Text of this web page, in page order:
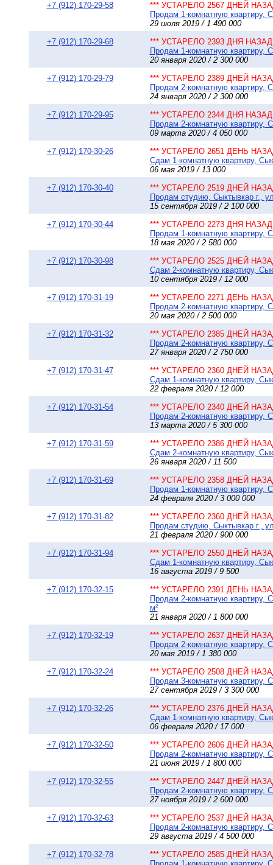
+7 (912) 170-29-58
*** УСТАРЕЛО 2567 ДНЕЙ
Продам 1-комнатную квартиру,
29 июля 2019 / 1 490 000
+7 (912) 170-29-68
*** УСТАРЕЛО 2393 ДНЯ НАЗАД
Продам 1-комнатную квартиру,
20 января 2020 / 2 300 000
+7 (912) 170-29-79
*** УСТАРЕЛО 2389 ДНЕЙ
Продам 2-комнатную квартиру,
24 января 2020 / 2 300 000
+7 (912) 170-29-95
*** УСТАРЕЛО 2344 ДНЯ НАЗАД
Продам 2-комнатную квартиру,
09 марта 2020 / 4 050 000
+7 (912) 170-30-26
*** УСТАРЕЛО 2651 ДЕНЬ
Сдам 1-комнатную квартиру,
06 мая 2019 / 13 000
+7 (912) 170-30-40
*** УСТАРЕЛО 2519 ДНЕЙ
Продам студию, Сыктывкар г.,
15 сентября 2019 / 2 100 000
+7 (912) 170-30-44
*** УСТАРЕЛО 2273 ДНЯ НАЗАД
Продам 1-комнатную квартиру,
18 мая 2020 / 2 580 000
+7 (912) 170-30-98
*** УСТАРЕЛО 2525 ДНЕЙ
Сдам 2-комнатную квартиру,
10 сентября 2019 / 12 000
+7 (912) 170-31-19
*** УСТАРЕЛО 2271 ДЕНЬ
Продам 2-комнатную квартиру,
20 мая 2020 / 2 500 000
+7 (912) 170-31-32
*** УСТАРЕЛО 2385 ДНЕЙ
Продам 2-комнатную квартиру,
27 января 2020 / 2 750 000
+7 (912) 170-31-47
*** УСТАРЕЛО 2360 ДНЕЙ
Сдам 1-комнатную квартиру,
22 февраля 2020 / 12 000
+7 (912) 170-31-54
*** УСТАРЕЛО 2340 ДНЕЙ
Продам 2-комнатную квартиру,
13 марта 2020 / 5 300 000
+7 (912) 170-31-59
*** УСТАРЕЛО 2386 ДНЕЙ
Сдам 2-комнатную квартиру,
26 января 2020 / 11 500
+7 (912) 170-31-69
*** УСТАРЕЛО 2358 ДНЕЙ
Продам 1-комнатную квартиру,
24 февраля 2020 / 3 000 000
+7 (912) 170-31-82
*** УСТАРЕЛО 2360 ДНЕЙ
Продам студию, Сыктывкар г.,
21 февраля 2020 / 900 000
+7 (912) 170-31-94
*** УСТАРЕЛО 2550 ДНЕЙ
Сдам 1-комнатную квартиру,
16 августа 2019 / 9 500
+7 (912) 170-32-15
*** УСТАРЕЛО 2391 ДЕНЬ
Продам 2-комнатную квартиру,
м²
21 января 2020 / 1 800 000
+7 (912) 170-32-19
*** УСТАРЕЛО 2637 ДНЕЙ
Продам 2-комнатную квартиру,
20 мая 2019 / 1 380 000
+7 (912) 170-32-24
*** УСТАРЕЛО 2508 ДНЕЙ
Продам 3-комнатную квартиру,
27 сентября 2019 / 3 300 000
+7 (912) 170-32-26
*** УСТАРЕЛО 2376 ДНЕЙ
Сдам 1-комнатную квартиру,
06 февраля 2020 / 17 000
+7 (912) 170-32-50
*** УСТАРЕЛО 2606 ДНЕЙ
Продам 2-комнатную квартиру,
21 июня 2019 / 1 800 000
+7 (912) 170-32-55
*** УСТАРЕЛО 2447 ДНЕЙ
Продам 2-комнатную квартиру,
27 ноября 2019 / 2 600 000
+7 (912) 170-32-63
*** УСТАРЕЛО 2537 ДНЕЙ
Продам 2-комнатную квартиру,
29 августа 2019 / 4 500 000
+7 (912) 170-32-78
*** УСТАРЕЛО 2585 ДНЕЙ